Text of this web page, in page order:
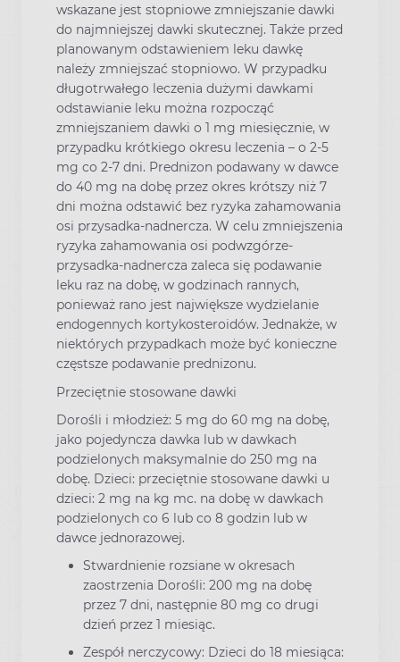
wskazane jest stopniowe zmniejszanie dawki
do najmniejszej dawki skutecznej. Także przed
planowanym odstawieniem leku dawkę
należy zmniejszać stopniowo. W przypadku
długotrwałego leczenia dużymi dawkami
odstawianie leku można rozpocząć
zmniejszaniem dawki o 1 mg miesięcznie, w
przypadku krótkiego okresu leczenia – o 2-5
mg co 2-7 dni. Prednizon podawany w dawce
do 40 mg na dobę przez okres krótszy niż 7
dni można odstawić bez ryzyka zahamowania
osi przysadka-nadnercza. W celu zmniejszenia
ryzyka zahamowania osi podwzgórze-
przysadka-nadnercza zaleca się podawanie
leku raz na dobę, w godzinach rannych,
ponieważ rano jest największe wydzielanie
endogennych kortykosteroidów. Jednakże, w
niektórych przypadkach może być konieczne
częstsze podawanie prednizonu.
Przeciętnie stosowane dawki
Dorośli i młodzież: 5 mg do 60 mg na dobę,
jako pojedyncza dawka lub w dawkach
podzielonych maksymalnie do 250 mg na
dobę. Dzieci: przeciętnie stosowane dawki u
dzieci: 2 mg na kg mc. na dobę w dawkach
podzielonych co 6 lub co 8 godzin lub w
dawce jednorazowej.
Stwardnienie rozsiane w okresach
zaostrzenia Dorośli: 200 mg na dobę
przez 7 dni, następnie 80 mg co drugi
dzień przez 1 miesiąc.
Zespół nerczycowy: Dzieci do 18 miesiąca: